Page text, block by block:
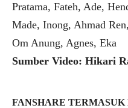
Pratama, Fateh, Ade,
Made, Inong, Ahmad
Om Anung, Agnes, Eka
Sumber Video: Hikari
FANSHARE